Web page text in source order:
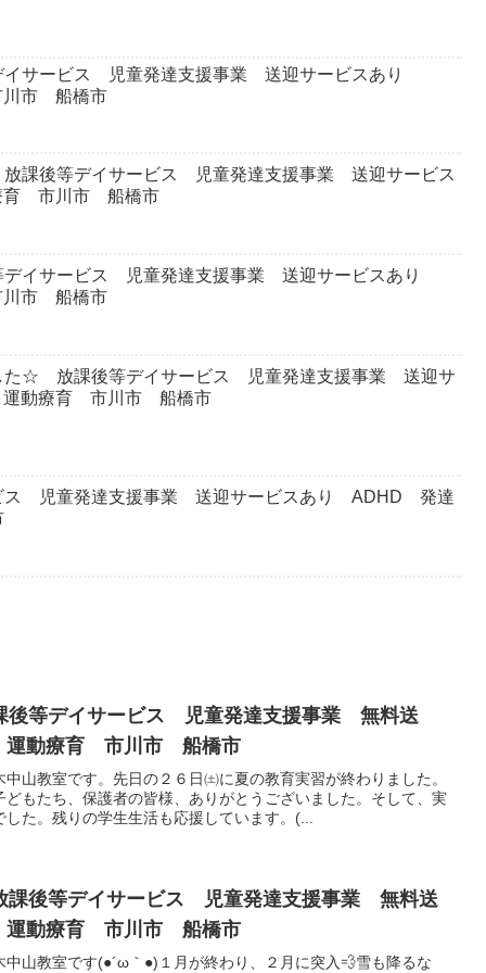
サービス 児童発達支援事業 送迎サービスあり
市 船橋市
課後等デイサービス 児童発達支援事業 送迎サービス
市川市 船橋市
イサービス 児童発達支援事業 送迎サービスあり
市 船橋市
た☆ 放課後等デイサービス 児童発達支援事業 送迎サ
動療育 市川市 船橋市
児童発達支援事業 送迎サービスあり ADHD 発達
等デイサービス 児童発達支援事業 無料送
動療育 市川市 船橋市
山教室です。先日の２６日㈯に夏の教育実習が終わりました。
もたち、保護者の皆様、ありがとうございました。そして、実
た。残りの学生生活も応援しています。(...
等デイサービス 児童発達支援事業 無料送
動療育 市川市 船橋市
中山教室です(●´ω｀●)１月が終わり、２月に突入💨雪も降るな